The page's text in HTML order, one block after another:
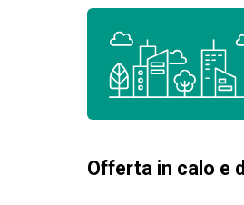
Offerta in calo e